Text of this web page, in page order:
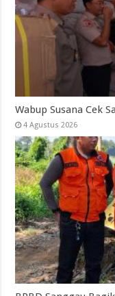
Wabup Susana Cek
4 Agustus 2026